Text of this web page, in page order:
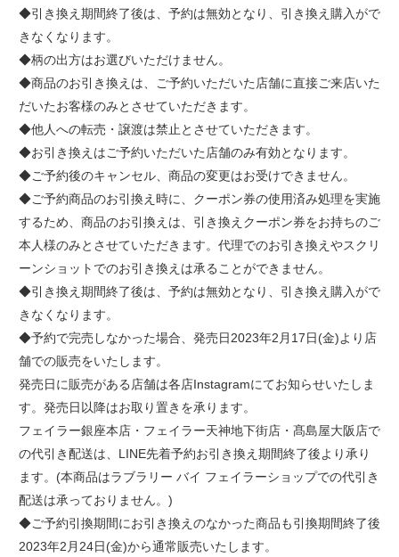
◆引き換え期間終了後は、予約は無効となり、引き換え購入がで
きなくなります。
◆柄の出方はお選びいただけません。
◆商品のお引き換えは、ご予約いただいた店舗に直接ご来店いた
だいたお客様のみとさせていただきます。
◆他人への転売・譲渡は禁止とさせていただきます。
◆お引き換えはご予約いただいた店舗のみ有効となります。
◆ご予約後のキャンセル、商品の変更はお受けできません。
◆ご予約商品のお引換え時に、クーポン券の使用済み処理を実施
するため、商品のお引換えは、引き換えクーポン券をお持ちのご
本人様のみとさせていただきます。代理でのお引き換えやスクリ
ーンショットでのお引き換えは承ることができません。
◆引き換え期間終了後は、予約は無効となり、引き換え購入がで
きなくなります。
◆予約で完売しなかった場合、発売日2023年2月17日(金)より店
舗での販売をいたします。
発売日に販売がある店舗は各店Instagramにてお知らせいたしま
す。発売日以降はお取り置きを承ります。
フェイラー銀座本店・フェイラー天神地下街店・髙島屋大阪店で
の代引き配送は、LINE先着予約お引き換え期間終了後より承り
ます。(本商品はラブラリー バイ フェイラーショップでの代引き
配送は承っておりません。)
◆ご予約引換期間にお引き換えのなかった商品も引換期間終了後
2023年2月24日(金)から通常販売いたします。